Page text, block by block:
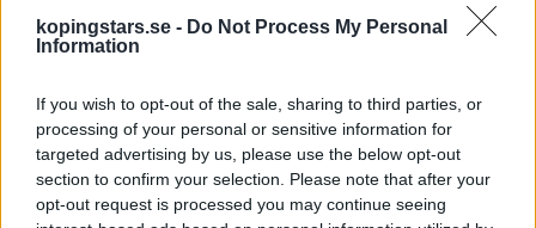
kopingstars.se - Do Not Process My Personal
Information
If you wish to opt-out of the sale, sharing to third parties, or
processing of your personal or sensitive information for
targeted advertising by us, please use the below opt-out
section to confirm your selection. Please note that after your
opt-out request is processed you may continue seeing
Första foamrullen till det första golvet har rullats ut
inför golvläggningen i Kistas stora mässhallar.